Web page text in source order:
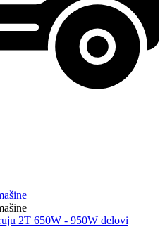
2T 650W - 950W delovi